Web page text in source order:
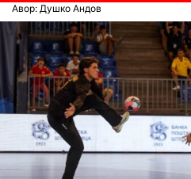
Авор: Душко Андов